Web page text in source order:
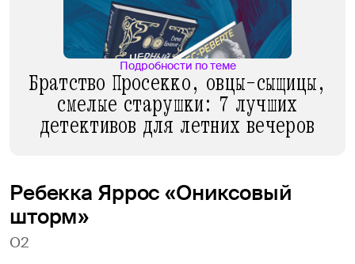
Подробности по теме
Братство Просекко, овцы-сыщицы,
смелые старушки: 7 лучших
детективов для летних вечеров
Ребекка Яррос «Ониксовый
шторм»
О2